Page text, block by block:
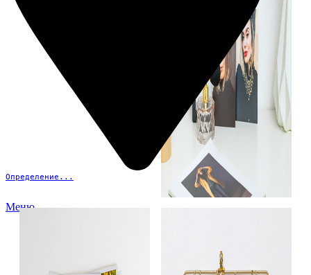
Определение...
Меню